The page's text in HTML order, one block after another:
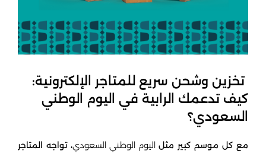
تخزين وشحن سريع للمتاجر الإلكترونية:
كيف تدعمك الرابية في اليوم الوطني
السعودي؟
مع كل موسم كبير مثل اليوم الوطني السعودي، تواجه المتاجر